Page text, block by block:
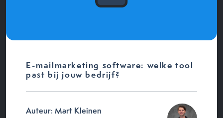
E-mailmarketing software: welke tool
past bij jouw bedrijf?
Auteur: Mart Kleinen